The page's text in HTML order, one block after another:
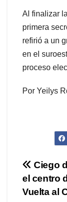
Al finalizar
primera
refirió a un
en el
proceso
Por Yeilys
de
Ciego
el centro
Vuelta al